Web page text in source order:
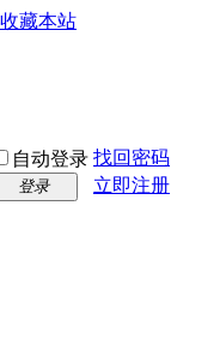
收藏本站
自动登录 找回密码
登录
立即注册